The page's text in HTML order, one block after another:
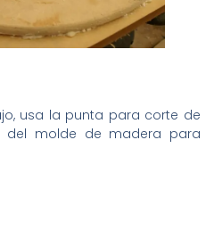
usa la punta para corte de
molde de madera para